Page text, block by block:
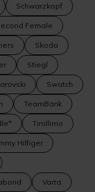
Schwarzkopf
Female
Skoda
Stiegl
Swatch
TeamBank
Tirollimo
Hilfiger
Varta